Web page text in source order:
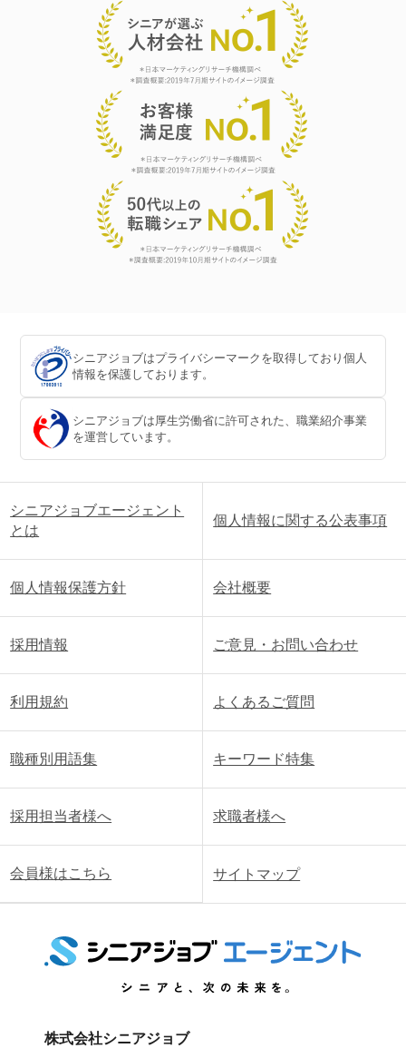
シニアジョブはプライバシーマークを取得しており個人
情報を保護しております。
シニアジョブは厚生労働省に許可された、職業紹介事業
を運営しています。
シニアジョブエージェント
とは
個人情報に関する公表事項
個人情報保護方針 会社概要
採用情報 ご意見・お問い合わせ
利用規約 よくあるご質問
職種別用語集 キーワード特集
採用担当者様へ 求職者様へ
会員様はこちら サイトマップ
株式会社シニアジョブ